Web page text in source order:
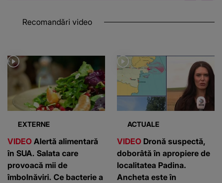
Recomandări video
EXTERNE
VIDEO Alertă alimentară
în SUA. Salata care
provoacă mii de
îmbolnăviri. Ce bacterie a
ACTUALE
VIDEO Dronă suspectă,
doborâtă în apropiere de
localitatea Padina.
Ancheta este în